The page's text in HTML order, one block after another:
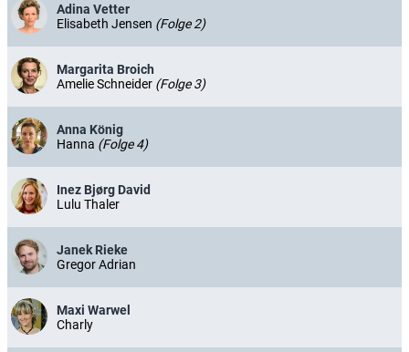
Adina Vetter
Elisabeth Jensen (Folge 2)
Margarita Broich
Amelie Schneider (Folge 3)
Anna König
Hanna (Folge 4)
Inez Bjørg David
Lulu Thaler
Janek Rieke
Gregor Adrian
Maxi Warwel
Charly